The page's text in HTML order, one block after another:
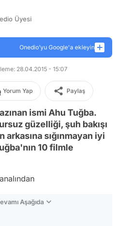
Üyesi
Onedio’yu Google'a ekleyin
28.04.2015 - 15:07
Yorum Yap Paylaş
ismi Ahu Tuğba.
güzelliği, şuh bakışı
sığınmayan iyi
10 filmle
Aşağıda